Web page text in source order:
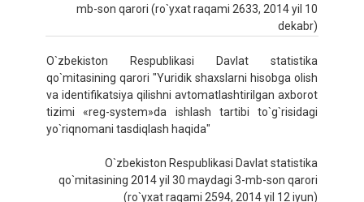
mb-son qarori (ro`yxat raqami 2633, 2014 yil 10
dekabr)
O`zbekiston Respublikasi Davlat statistika
qo`mitasining qarori "Yuridik shaxslarni hisobga olish
va identifikatsiya qilishni avtomatlashtirilgan axborot
tizimi «reg-system»da ishlash tartibi to`g`risidagi
yo`riqnomani tasdiqlash haqida"
O`zbekiston Respublikasi Davlat statistika
qo`mitasining 2014 yil 30 maydagi 3-mb-son qarori
(ro`yxat raqami 2594, 2014 yil 12 iyun)